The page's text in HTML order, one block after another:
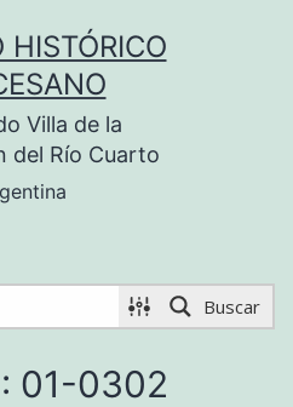
HISTÓRICO
Villa de la
del Río Cuarto
Buscar
01-0302